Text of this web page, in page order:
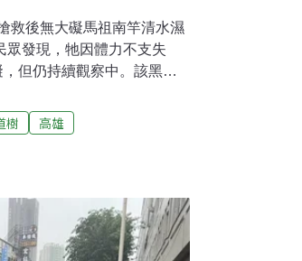
救後無大礙馬祖南竿清水濕
眾發現，牠因體力不支失
但仍持續觀察中。該黑面
（中央社報導）高雄行道
道樹傾斜監測系統，運用
管；工務局長楊欽富指
樹
高雄